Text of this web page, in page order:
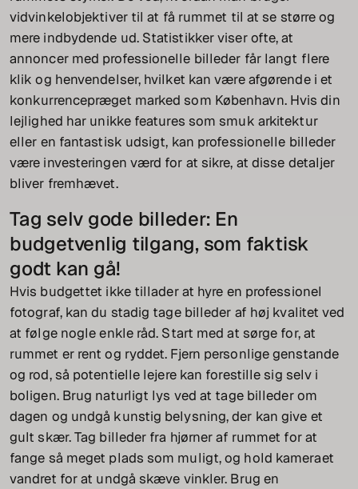
vidvinkelobjektiver til at få rummet til at se større og
mere indbydende ud. Statistikker viser ofte, at
annoncer med professionelle billeder får langt flere
klik og henvendelser, hvilket kan være afgørende i et
konkurrencepræget marked som København. Hvis din
lejlighed har unikke features som smuk arkitektur
eller en fantastisk udsigt, kan professionelle billeder
være investeringen værd for at sikre, at disse detaljer
bliver fremhævet.
Tag selv gode billeder: En
budgetvenlig tilgang, som faktisk
godt kan gå!
Hvis budgettet ikke tillader at hyre en professionel
fotograf, kan du stadig tage billeder af høj kvalitet ved
at følge nogle enkle råd. Start med at sørge for, at
rummet er rent og ryddet. Fjern personlige genstande
og rod, så potentielle lejere kan forestille sig selv i
boligen. Brug naturligt lys ved at tage billeder om
dagen og undgå kunstig belysning, der kan give et
gult skær. Tag billeder fra hjørner af rummet for at
fange så meget plads som muligt, og hold kameraet
vandret for at undgå skæve vinkler. Brug en